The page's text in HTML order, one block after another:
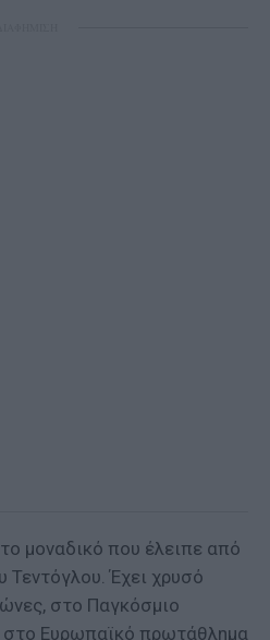
μοναδικό που έλειπε από
Τεντόγλου. Έχει χρυσό
στο Παγκόσμιο
Ευρωπαϊκό πρωτάθλημα